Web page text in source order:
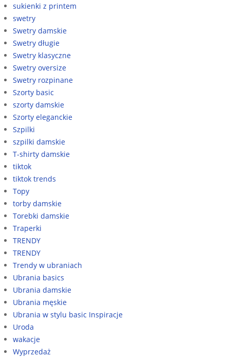
sukienki z printem
swetry
Swetry damskie
Swetry długie
Swetry klasyczne
Swetry oversize
Swetry rozpinane
Szorty basic
szorty damskie
Szorty eleganckie
Szpilki
szpilki damskie
T-shirty damskie
tiktok
tiktok trends
Topy
torby damskie
Torebki damskie
Traperki
TRENDY
TRENDY
Trendy w ubraniach
Ubrania basics
Ubrania damskie
Ubrania męskie
Ubrania w stylu basic Inspiracje
Uroda
wakacje
Wyprzedaż